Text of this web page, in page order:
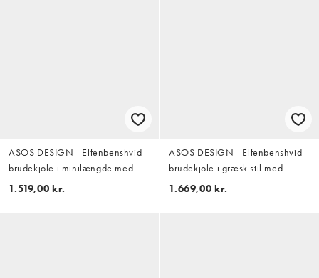
ASOS DESIGN - Elfenbenshvid
brudekjole i minilængde med
struktur og firkantet hals samt
1.519,00 kr.
ASOS DESIGN - Elfenbenshvid
brudekjole i græsk stil med
oneshoulder-snit
1.669,00 kr.